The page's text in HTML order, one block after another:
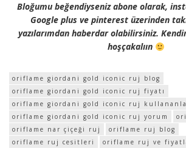
Bloğumu beğendiyseniz abone olarak,
Google plus ve pinterest üzerinden
yazılarımdan haberdar olabilirsiniz.
hoşçakalıın
oriflame giordani gold iconic ruj blog
oriflame giordani gold iconic ruj fiyatı
oriflame giordani gold iconic ruj
oriflame giordani gold iconic ruj yorum
oriflame nar çiçeği ruj
oriflame ruj blog
oriflame ruj cesitleri
oriflame ruj ve